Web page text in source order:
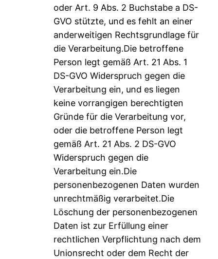
oder Art. 9 Abs. 2 Buchstabe a DS-
GVO stützte, und es fehlt an einer
anderweitigen Rechtsgrundlage für
die Verarbeitung.Die betroffene
Person legt gemäß Art. 21 Abs. 1
DS-GVO Widerspruch gegen die
Verarbeitung ein, und es liegen
keine vorrangigen berechtigten
Gründe für die Verarbeitung vor,
oder die betroffene Person legt
gemäß Art. 21 Abs. 2 DS-GVO
Widerspruch gegen die
Verarbeitung ein.Die
personenbezogenen Daten wurden
unrechtmäßig verarbeitet.Die
Löschung der personenbezogenen
Daten ist zur Erfüllung einer
rechtlichen Verpflichtung nach dem
Unionsrecht oder dem Recht der